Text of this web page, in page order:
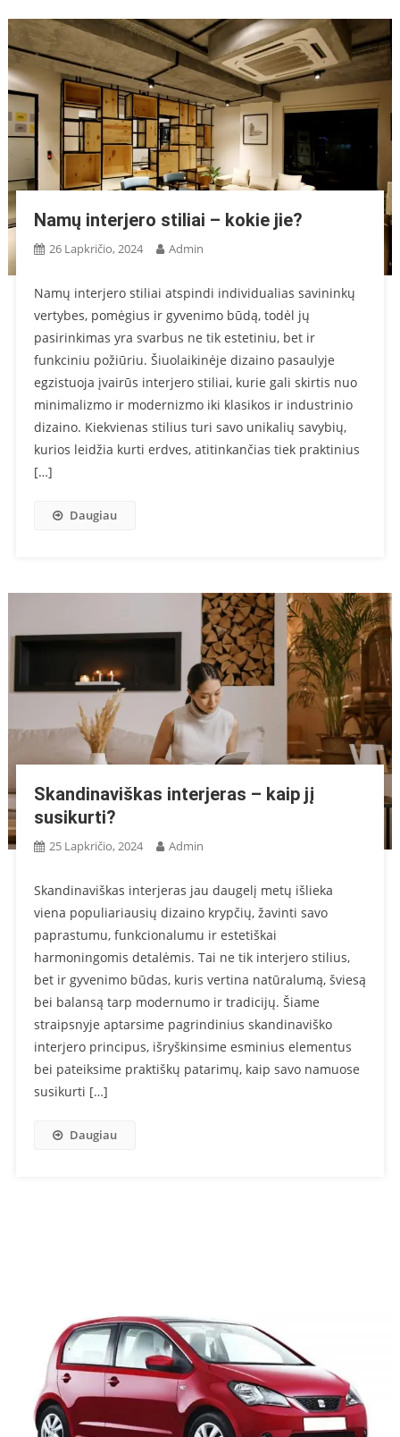
Namų interjero stiliai – kokie jie?
26 Lapkričio, 2024 Admin
Namų interjero stiliai atspindi individualias savininkų
vertybes, pomėgius ir gyvenimo būdą, todėl jų
pasirinkimas yra svarbus ne tik estetiniu, bet ir
funkciniu požiūriu. Šiuolaikinėje dizaino pasaulyje
egzistuoja įvairūs interjero stiliai, kurie gali skirtis nuo
minimalizmo ir modernizmo iki klasikos ir industrinio
dizaino. Kiekvienas stilius turi savo unikalių savybių,
kurios leidžia kurti erdves, atitinkančias tiek praktinius
[…]
Daugiau
Skandinaviškas interjeras – kaip jį
susikurti?
25 Lapkričio, 2024 Admin
Skandinaviškas interjeras jau daugelį metų išlieka
viena populiariausių dizaino krypčių, žavinti savo
paprastumu, funkcionalumu ir estetiškai
harmoningomis detalėmis. Tai ne tik interjero stilius,
bet ir gyvenimo būdas, kuris vertina natūralumą, šviesą
bei balansą tarp modernumo ir tradicijų. Šiame
straipsnyje aptarsime pagrindinius skandinaviško
interjero principus, išryškinsime esminius elementus
bei pateiksime praktiškų patarimų, kaip savo namuose
susikurti […]
Daugiau